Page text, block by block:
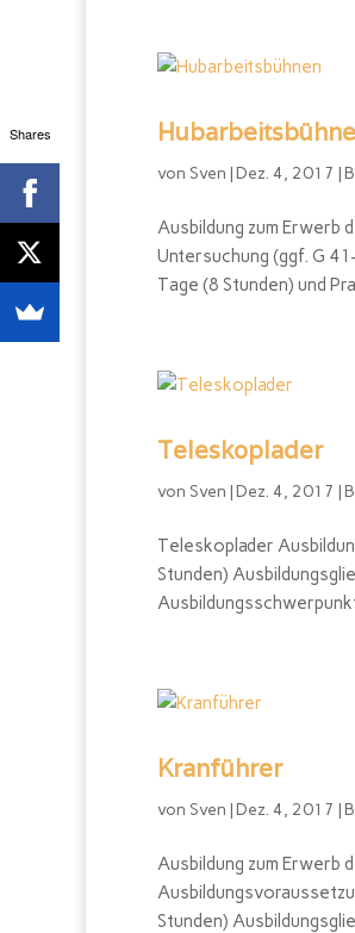
von Sven |Dez. 4, 2017 |
Ausbildung zum Erwerb
Untersuchung (ggf. G
Tage (8 Stunden) und
Teleskoplader
von Sven |Dez. 4, 2017 |
Teleskoplader
Stunden)
Kranführer
von Sven |Dez. 4, 2017 |
Ausbildung zum Erwerb
Stunden)
Shares